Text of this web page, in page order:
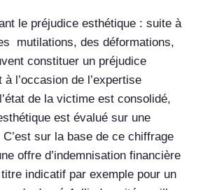
le préjudice esthétique : suite à
mutilations, des déformations,
constituer un préjudice
l’occasion de l’expertise
de la victime est consolidé,
est évalué sur une
sur la base de ce chiffrage
offre d’indemnisation financière
indicatif par exemple pour un